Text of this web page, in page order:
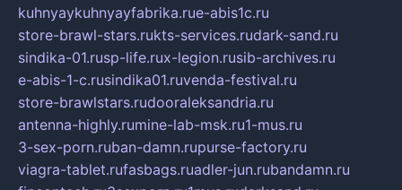
kuhnyaykuhnyayfabrika.rue-abis1c.ru
store-brawl-stars.rukts-services.rudark-sand.ru
sindika-01.rusp-life.rux-legion.rusib-archives.ru
e-abis-1-c.rusindika01.ruvenda-festival.ru
store-brawlstars.rudooraleksandria.ru
antenna-highly.rumine-lab-msk.ru1-mus.ru
3-sex-porn.ruban-damn.rupurse-factory.ru
viagra-tablet.rufasbags.ruadler-jun.rubandamn.ru